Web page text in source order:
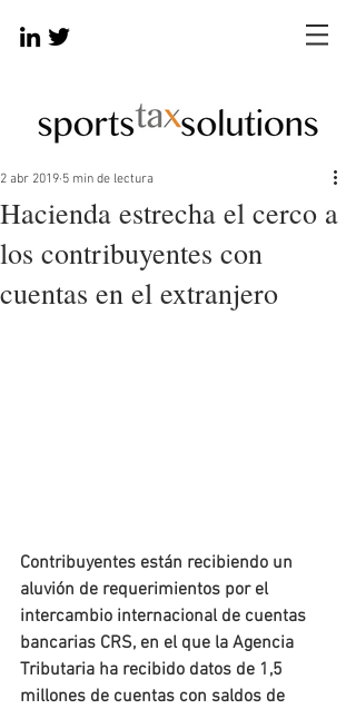
Hacienda estrecha el cerco a
los contribuyentes con
cuentas en el extranjero
2 abr 2019 5 min de lectura
Contribuyentes están recibiendo un
aluvión de requerimientos por el
intercambio internacional de cuentas
bancarias CRS, en el que la Agencia
Tributaria ha recibido datos de 1,5
millones de cuentas con saldos de